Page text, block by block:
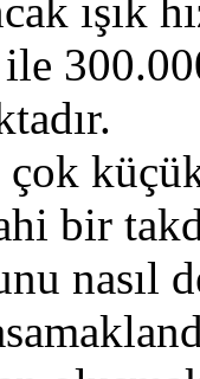
ışık
çok
bir
nasıl